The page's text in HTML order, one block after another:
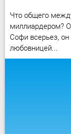
Что общего
миллиардером?
Софи всерьез, он
любовницей...